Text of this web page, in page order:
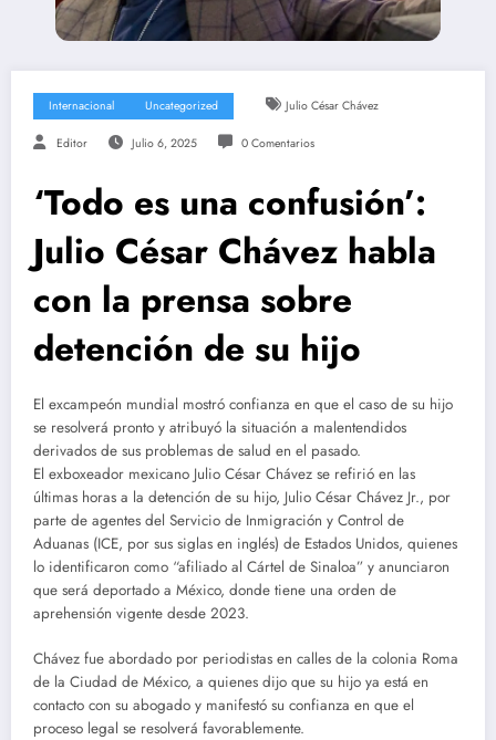
Internacional Uncategorized Julio César Chávez
Editor Julio 6, 2025 0 Comentarios
‘Todo es una confusión’:
Julio César Chávez habla
con la prensa sobre
detención de su hijo
El excampeón mundial mostró confianza en que el caso de su hijo
se resolverá pronto y atribuyó la situación a malentendidos
derivados de sus problemas de salud en el pasado.
El exboxeador mexicano Julio César Chávez se refirió en las
últimas horas a la detención de su hijo, Julio César Chávez Jr., por
parte de agentes del Servicio de Inmigración y Control de
Aduanas (ICE, por sus siglas en inglés) de Estados Unidos, quienes
lo identificaron como “afiliado al Cártel de Sinaloa” y anunciaron
que será deportado a México, donde tiene una orden de
aprehensión vigente desde 2023.
Chávez fue abordado por periodistas en calles de la colonia Roma
de la Ciudad de México, a quienes dijo que su hijo ya está en
contacto con su abogado y manifestó su confianza en que el
proceso legal se resolverá favorablemente.